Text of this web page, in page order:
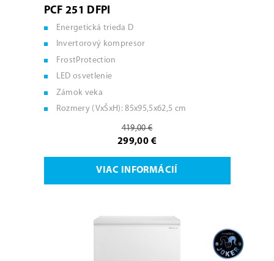
PCF 251 DFPI
Energetická trieda D
Invertorový kompresor
FrostProtection
LED osvetlenie
Zámok veka
Rozmery (VxŠxH): 85x95,5x62,5 cm
419,00 €
299,00 €
VIAC INFORMÁCIÍ